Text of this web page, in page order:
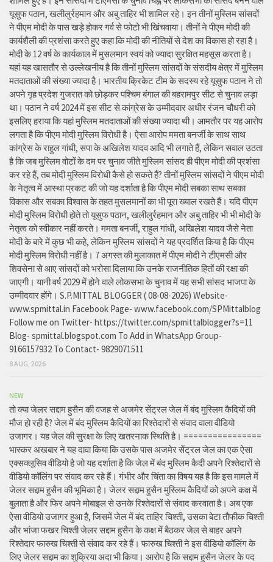
यूसुफ पठान, खलीलुर्रहमान और अबु ताहिर भी शामिल रहे। इन तीनों मुस्लिम सांसदों
ने पीएम मोदी के पास खड़े होकर गर्व से फोटो भी खिंचवाया। तीनों ने पीएम मोदी की
कार्यशैली की प्रशंसा करते हुए कहा कि मोदी की नीतियों से देश का विकास हो रहा है।
मोदी के 12 वर्ष के कार्यकाल में मुसलमान स्वयं को ज्यादा सुरक्षित महसूस करता है।
यहां यह खासतौर से उल्लेखनीय है कि तीनों मुस्लिम सांसदों के संसदीय क्षेत्र में मुस्लिम
मतदाताओं की संख्या ज्यादा है। भारतीय क्रिकेट टीम के सदस्य रहे यूसुफ पठान ने तो
अपने गृह प्रदेश गुजरात को छोड़कर पश्चिम बंगाल की बहरामपुर सीट से चुनाव लड़ा
था। पठान ने वर्ष 2024 में इस सीट से कांग्रेस के उम्मीदवार अधीर रंजन चौधरी को
इसलिए हराया कि यहां मुस्लिम मतदाताओं की संख्या ज्यादा थी। आमतौर पर यह आरोप
लगता है कि पीएम मोदी मुस्लिम विरोधी है। ऐसा आरोप ममता बनर्जी के साथ साथ
कांग्रेस के राहुल गांधी, सपा के अखिलेश यादव आदि भी लगाते हैं, लेकिन सवाल उठता
है कि जब मुस्लिम वोटों के दम पर चुनाव जीते मुस्लिम सांसद ही पीएम मोदी की प्रशंसा
कर रहे हैं, तब मोदी मुस्लिम विरोधी कैसे हो सकते हैं? तीनों मुस्लिम सांसदों ने पीएम मोदी
के नेतृत्व में आस्था प्रकट की जो यह दर्शाता है कि पीएम मोदी सबका साथ सबका
विकास और सबका विश्वास के तहत मुसलमानों का भी पूरा ख्याल रखते हैं। यदि पीएम
मोदी मुस्लिम विरोधी होते तो यूसुफ पठान, खलीलुर्रहमान और अबु ताहिर भी भी मोदी के
नेतृत्व को स्वीकार नहीं करते। ममता बनर्जी, राहुल गांधी, अखिलेश यादव जैसे नेता
मोदी के बारे में कुछ भी कहे, लेकिन मुस्लिम सांसदों ने यह प्रदर्शित किया है कि पीएम
मोदी मुस्लिम विरोधी नहीं है। 7 अगस्त की मुलाकात में पीएम मोदी ने टीएमसी और
शिवसेना से आए सांसदों को भरोसा दिलाया कि उनके राजनीतिक हितों की रक्षा की
जाएगी। यानी वर्ष 2029 में होने वाले लोकसभा के चुनाव में यह सभी सांसद भाजपा के
उम्मीदवार होंगे। S.P.MITTAL BLOGGER ( 08-08-2026) Website-
www.spmittal.in Facebook Page- www.facebook.com/SPMittalblog
Follow me on Twitter- https://twitter.com/spmittalblogger?s=11
Blog- spmittal.blogspot.com To Add in WhatsApp Group-
9166157932 To Contact- 9829071511
8 AUG, 2026
NEW
तो क्या जेलर सद्दाम हुसैन की वजह से अजमेर सेंट्रल जेल में बंद मुस्लिम कैदियों की
मौज हो रही है? जेल में बंद मुस्लिम कैदियों का रिश्तेदारों से संवाद वाला वीडियो
उजागर। यह जेल की सुरक्षा के लिए खतरनाक स्थिति है। ================
भास्कर अखबार ने यह दावा किया कि उसके पास अजमेर सेंट्रल जेल का एक ऐसा
एक्सक्लूसिव वीडियो है जो यह दर्शाता है कि जेल में बंद मुस्लिम कैदी अपने रिश्तेदारों से
वीडियो कॉलिंग पर संवाद कर रहे हैं। गंभीर और चिंता का विषय यह है कि इस मामले में
जेलर सद्दाम हुसैन की भूमिका है। जेलर सद्दाम हुसैन मुस्लिम कैदियों को अपने कक्ष में
बुलाता है और फिर अपने मोबाइल से उनके रिश्तेदारों से संवाद करवाता है। अब एक
ऐसा वीडियो उजागर हुआ है, जिसमें जेल में बंद ताहिर चिश्ती, उसका बेटा तौफीक चिश्ती
और भांजा फखर चिश्ती जेलर सद्दाम हुसैन के कक्ष में बैठकर जेल से बाहर अपने
रिश्तेदार फारुख चिश्ती से संवाद कर रहे हैं। फारुख चिश्ती ने इस वीडियो कॉलिंग के
लिए जेलर सद्दाम का शुक्रिया अदा भी किया। आरोप है कि सद्दाम हुसैन जेलर के पद